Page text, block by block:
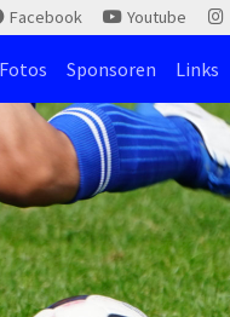
Facebook Youtube
Fotos Sponsoren Links